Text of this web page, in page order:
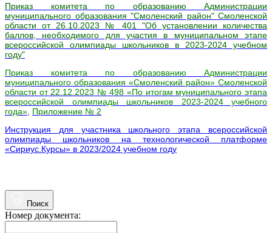
Приказ комитета по образованию Администрации
муниципального образования "Смоленский район" Смоленской
области от 26.10.2023 № 401 "Об установлении количества
баллов, необходимого для участия в муниципальном этапе
всероссийской олимпиады школьников в 2023-2024 учебном
году"
Приказ комитета по образованию Администрации
муниципального образования «Смоленский район» Смоленской
области от 22.12.2023 № 498 «По итогам муниципального этапа
всероссийской олимпиады школьников 2023-2024 учебного
года» Приложение № 2
Инструкция для участника школьного этапа всероссийской
олимпиады школьников на технологической платформе
«Сириус.Курсы» в 2023/2024 учебном году
Поиск
Номер документа: